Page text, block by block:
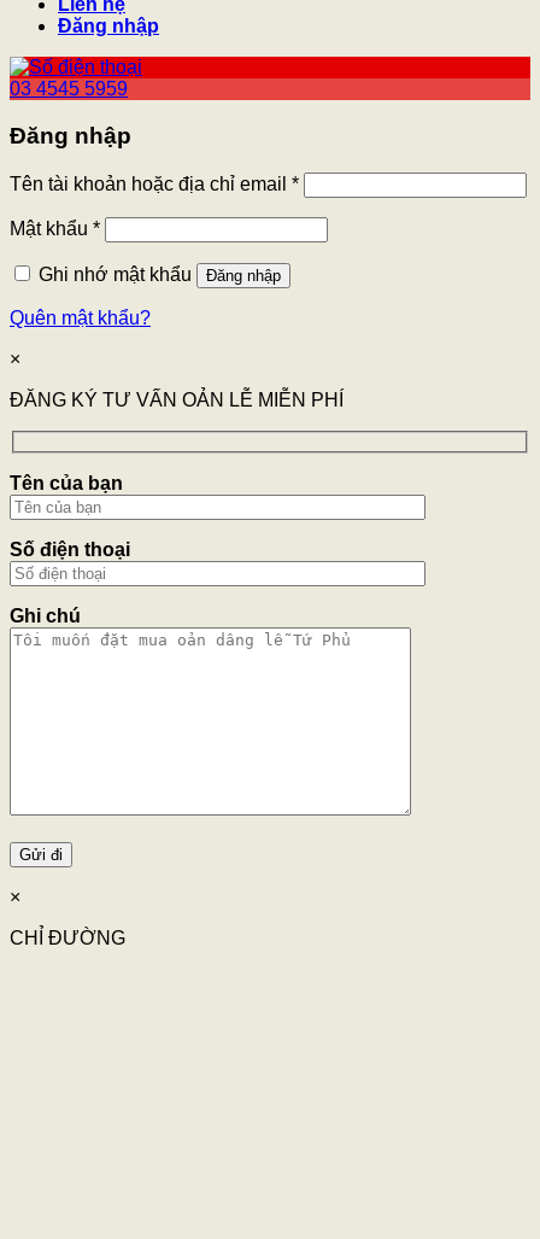
Liên hệ
Đăng nhập
03 4545 5959
Đăng nhập
Tên tài khoản hoặc địa chỉ email *
Mật khẩu *
Ghi nhớ mật khẩu Đăng nhập
Quên mật khẩu?
×
ĐĂNG KÝ TƯ VẤN OẢN LỄ MIỄN PHÍ
Tên của bạn
Số điện thoại
Ghi chú
×
CHỈ ĐƯỜNG